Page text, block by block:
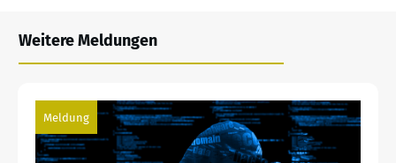
Weitere Meldungen
Meldung